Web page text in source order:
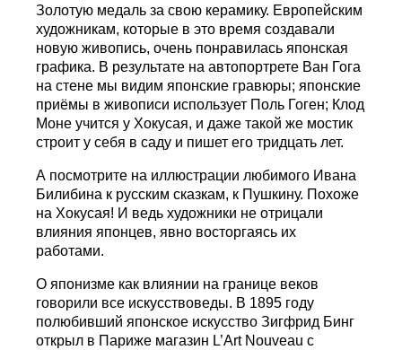
Золотую медаль за свою керамику. Европейским
художникам, которые в это время создавали
новую живопись, очень понравилась японская
графика. В результате на автопортрете Ван Гога
на стене мы видим японские гравюры; японские
приёмы в живописи использует Поль Гоген; Клод
Моне учится у Хокусая, и даже такой же мостик
строит у себя в саду и пишет его тридцать лет.
А посмотрите на иллюстрации любимого Ивана
Билибина к русским сказкам, к Пушкину. Похоже
на Хокусая! И ведь художники не отрицали
влияния японцев, явно восторгаясь их
работами.
О японизме как влиянии на границе веков
говорили все искусствоведы. В 1895 году
полюбивший японское искусство Зигфрид Бинг
открыл в Париже магазин L’Art Nouveau с